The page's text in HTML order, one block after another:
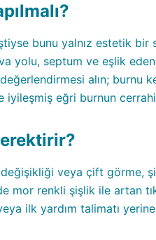
bunu yalnız estetik bir
yolu, septum ve eşlik
alın; burnu
iyileşmiş eğri burnun
veya çift görme,
mor renkli şişlik ile artan
ilk yardım talimatı